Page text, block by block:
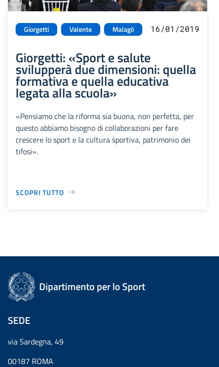
Giorgetti Valente Malagò 16/01/2019
Giorgetti: «Sport e salute
svilupperà due dimensioni: quella
formativa e quella educativa
legata alla scuola»
«Pensiamo che la riforma sia buona, non perfetta, per
questo abbiamo bisogno di collaborazioni per fare
crescere lo sport e la cultura sportiva, patrimonio dei
tifosi».
SCOPRI TUTTO
Dipartimento per lo Sport
SEDE
via Sardegna, 49
00187 ROMA